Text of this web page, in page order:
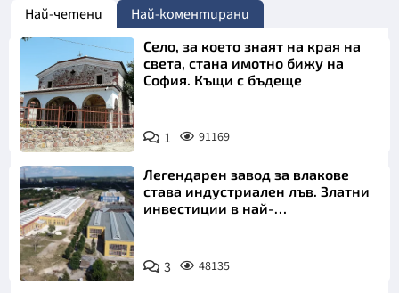
Най-четени Най-коментирани
Село, за което знаят на края на
света, стана имотно бижу на
София. Къщи с бъдеще
1 91169
Легендарен завод за влакове
става индустриален лъв. Златни
инвестиции в най-
3 48135